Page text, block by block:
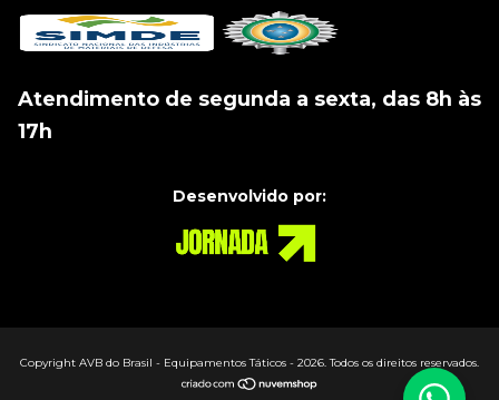
Atendimento de segunda a sexta, das 8h às
17h
Desenvolvido por:
Copyright AVB do Brasil - Equipamentos Táticos - 2026. Todos os direitos reservados.